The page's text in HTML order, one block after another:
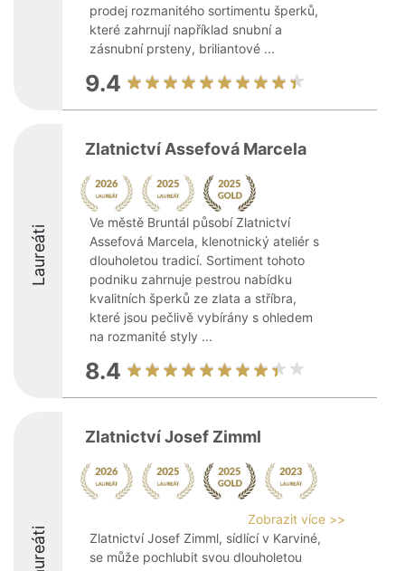
prodej rozmanitého sortimentu šperků,
které zahrnují například snubní a
zásnubní prsteny, briliantové ...
9.4
Laureáti
Zlatnictví Assefová Marcela
Ve městě Bruntál působí Zlatnictví
Assefová Marcela, klenotnický ateliér s
dlouholetou tradicí. Sortiment tohoto
podniku zahrnuje pestrou nabídku
kvalitních šperků ze zlata a stříbra,
které jsou pečlivě vybírány s ohledem
na rozmanité styly ...
8.4
Laureáti
Zlatnictví Josef Zimml
Zobrazit více >>
Zlatnictví Josef Zimml, sídlící v Karviné,
se může pochlubit svou dlouholetou